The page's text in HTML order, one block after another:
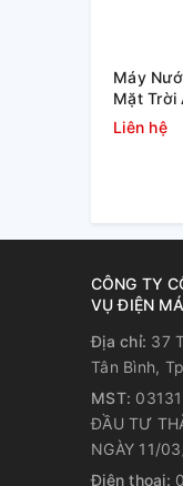
Máy
Mặt Trời
Phẳng
Liên hệ
CÔNG TY
VỤ ĐIỆN
Địa chỉ: 37
Tân Bình,
MST:
ĐẦU TƯ
NGÀY 11/
Điện thoại: